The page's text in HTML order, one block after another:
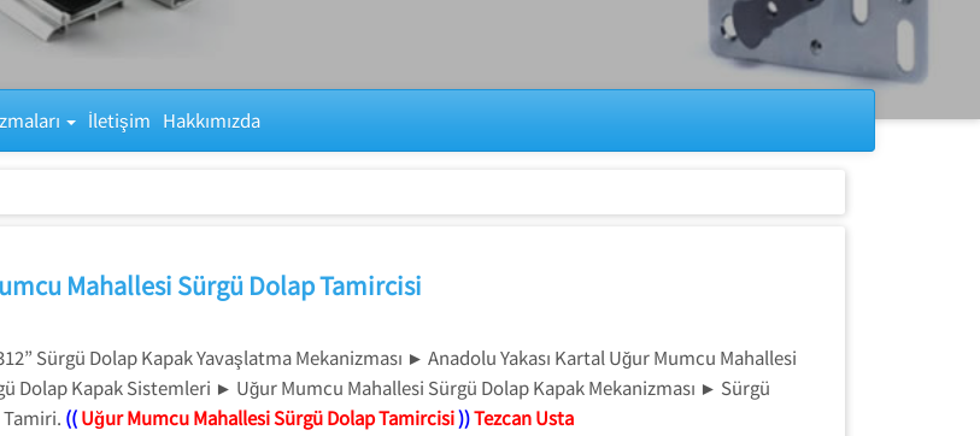
İletişim Hakkımızda
Mahallesi Sürgü Dolap Tamircisi
Sürgü Dolap Kapak Yavaşlatma Mekanizması ► Anadolu Yakası Kartal Uğur Mumcu Mahallesi
Dolap Kapak Sistemleri ► Uğur Mumcu Mahallesi Sürgü Dolap Kapak Mekanizması ► Sürgü
((Uğur Mumcu Mahallesi Sürgü Dolap Tamircisi))Tezcan Usta